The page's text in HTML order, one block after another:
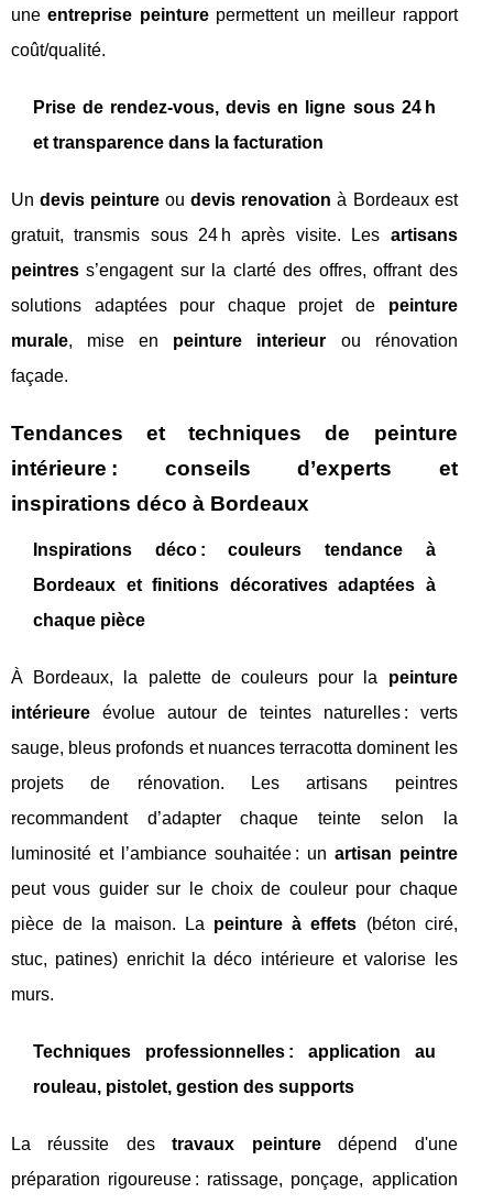
uneentreprise peinturepermettent un meilleur rapport
coût/qualité.
Prise de rendez-vous, devis en ligne sous 24 h
et transparence dans la facturation
Undevis peinture oudevis renovation à Bordeaux est
gratuit, transmis sous 24 h après visite. Les artisans
peintres s’engagent sur la clarté des offres, offrant des
solutions adaptées pour chaque projet de peinture
murale, mise en peinture interieur ou rénovation
façade.
Tendances et techniques de peinture
intérieure : conseils d’experts et
inspirations déco à Bordeaux
Inspirations déco : couleurs tendance à
Bordeaux et finitions décoratives adaptées à
chaque pièce
À Bordeaux, la palette de couleurs pour la peinture
intérieure évolue autour de teintes naturelles : verts
sauge, bleus profonds et nuances terracotta dominent les
projets de rénovation. Les artisans peintres
recommandent d’adapter chaque teinte selon la
luminosité et l’ambiance souhaitée : un artisan peintre
peut vous guider sur le choix de couleur pour chaque
pièce de la maison. La peinture à effets (béton ciré,
stuc, patines) enrichit la déco intérieure et valorise les
murs.
Techniques professionnelles : application au
rouleau, pistolet, gestion des supports
La réussite destravaux peinturedépend d'une
préparation rigoureuse : ratissage, ponçage, application